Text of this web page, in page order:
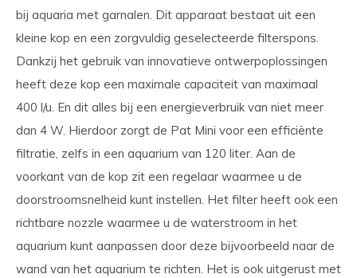
bij aquaria met garnalen. Dit apparaat bestaat uit een
kleine kop en een zorgvuldig geselecteerde filterspons.
Dankzij het gebruik van innovatieve ontwerpoplossingen
heeft deze kop een maximale capaciteit van maximaal
400 l/u. En dit alles bij een energieverbruik van niet meer
dan 4 W. Hierdoor zorgt de Pat Mini voor een efficiënte
filtratie, zelfs in een aquarium van 120 liter. Aan de
voorkant van de kop zit een regelaar waarmee u de
doorstroomsnelheid kunt instellen. Het filter heeft ook een
richtbare nozzle waarmee u de waterstroom in het
aquarium kunt aanpassen door deze bijvoorbeeld naar de
wand van het aquarium te richten. Het is ook uitgerust met